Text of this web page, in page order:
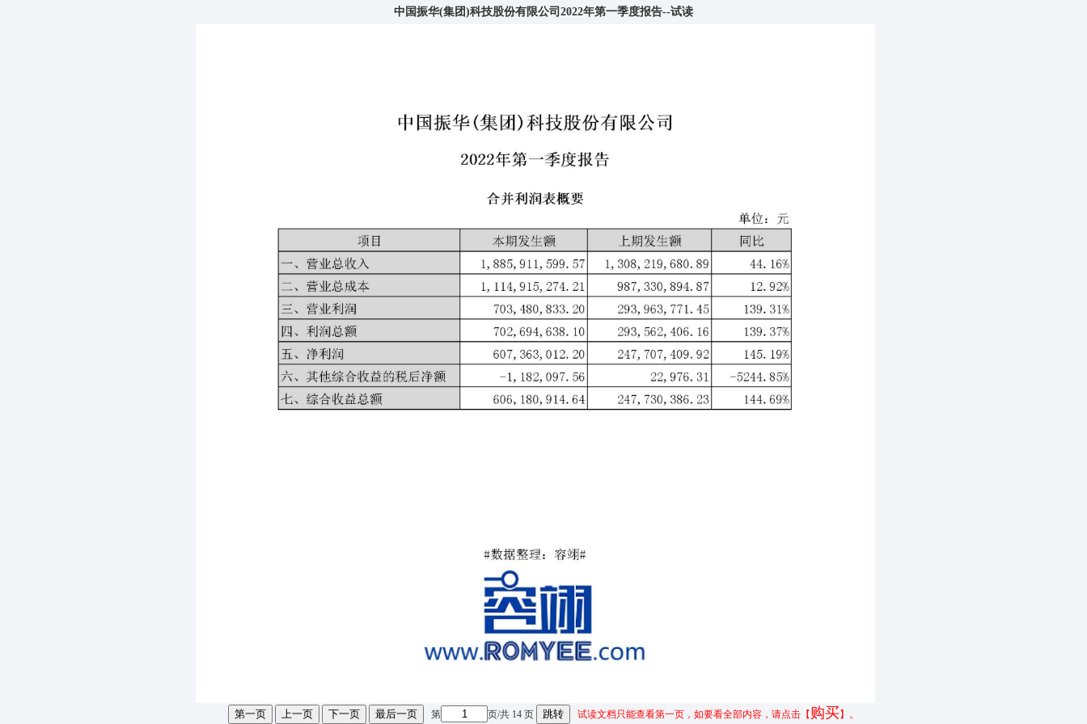
中国振华(集团)科技股份有限公司2022年第一季度报告--试读
第一页 上一页 下一页 最后一页 第 页/共 14 页 跳转 试读文档只能查看第一页，如要看全部内容，请点击【 购买】。